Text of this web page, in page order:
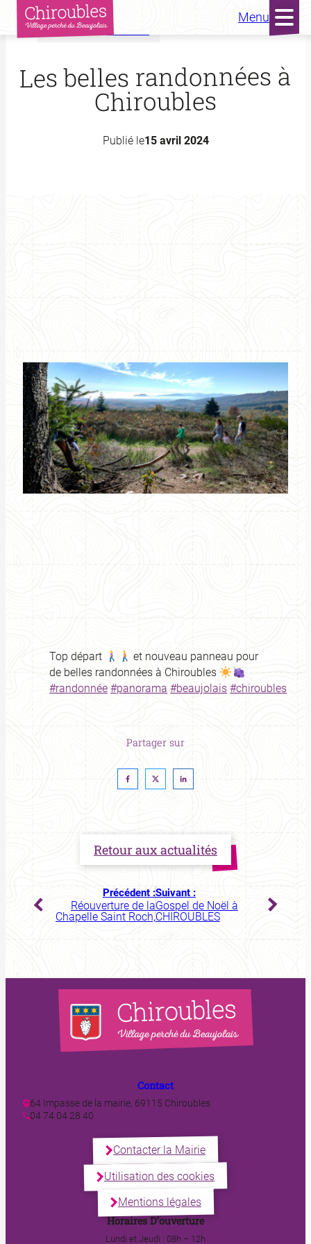
Aller
contenu
Menu
Accueil Actualités
Les belles randonnées à
Chiroubles
Publié le15 avril 2024
Top départ
et nouveau panneau pour
de belles randonnées à Chiroubles
#randonnée #panorama #beaujolais #chiroubles
Partager sur
Retour aux actualités
Précédent :
Réouverture de la
Chapelle Saint Roch,
Suivant :
Gospel de Noël à
CHIROUBLES
Contact
64 Impasse de la mairie, 69115 Chiroubles
04 74 04 28 40
Contacter la Mairie
Utilisation des cookies
Mentions légales
Horaires D’ouverture
Lundi et Jeudi : 08h – 12h